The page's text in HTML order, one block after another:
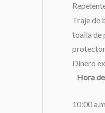
Traje de
toalla de
Dinero
Hora
10:00 a.m